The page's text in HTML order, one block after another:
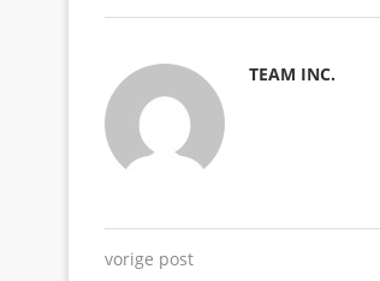
TEAM INC.
vorige post